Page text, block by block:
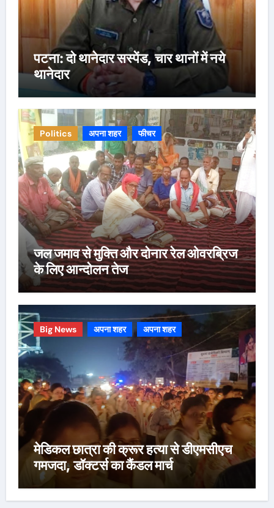
पटना: दो थानेदार सस्पेंड, चार थानों में नये
थानेदार
Politics अपना शहर फीचर
जल जमाव से मुक्ति और दोनार रेल ओवरब्रिज
के लिए आन्दोलन तेज
Big News अपना शहर अपना शहर
मेडिकल छात्रा की क्रूर हत्या से डीएमसीएच
गमजदा, डॉक्टर्स का कैंडल मार्च